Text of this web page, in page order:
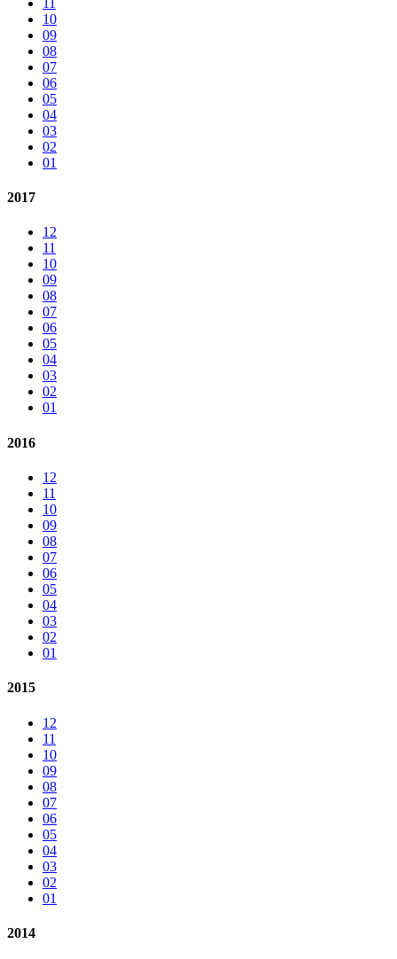
10
09
08
07
06
05
04
03
02
01
2017
12
11
10
09
08
07
06
05
04
03
02
01
2016
12
11
10
09
08
07
06
05
04
03
02
01
2015
12
11
10
09
08
07
06
05
04
03
02
01
2014